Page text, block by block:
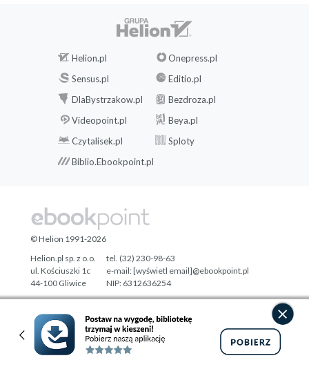
Helion.pl
Onepress.pl
Sensus.pl
Editio.pl
DlaBystrzakow.pl
Bezdroza.pl
Videopoint.pl
Beya.pl
Czytalisek.pl
Sploty
Biblio.Ebookpoint.pl
Designed with ♥ byTonik.pl
© Helion 1991-2026
Helion.pl sp. z o.o.
ul. Kościuszki 1c
44-100 Gliwice
tel. (32) 230-98-63
e-mail:[wyświetl email]@ebookpoint.pl
NIP: 6312636254
Regon: 241989027
Pełna wersja strony »